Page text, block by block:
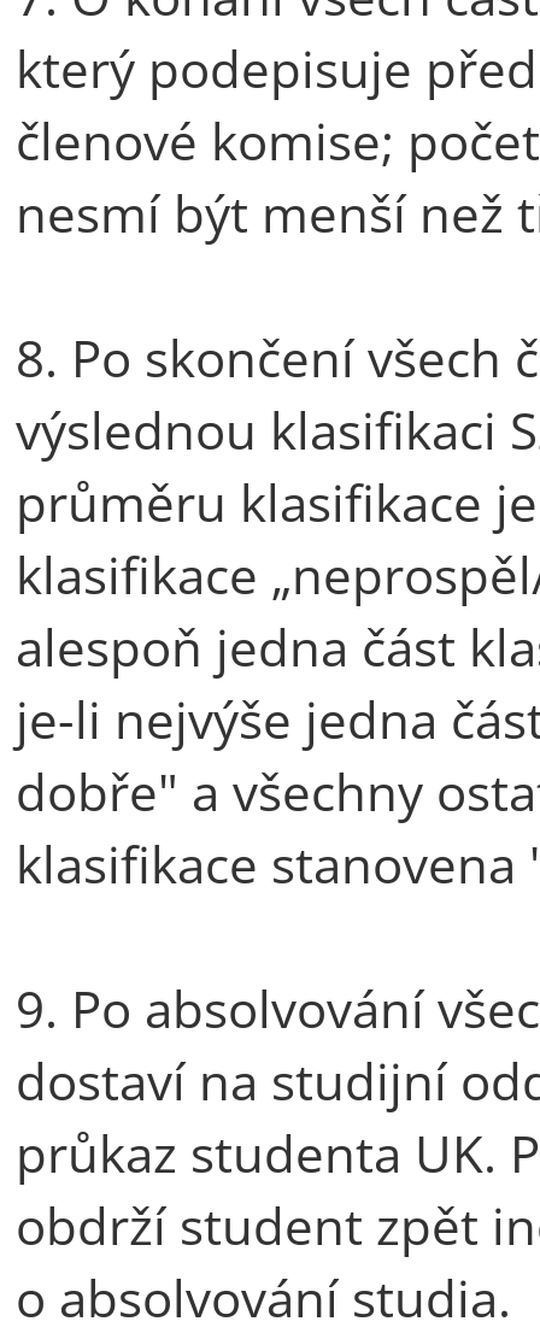
který podepisuje
členové komise;
nesmí být menší než
8. Po skončení všech
výslednou klasifikaci
průměru klasifikace
klasifikace
alespoň jedna část
je-li nejvýše jedna
dobře" a všechny
klasifikace
9. Po absolvování
dostaví na studijní
průkaz studenta UK.
obdrží student zpět
o absolvování studia.